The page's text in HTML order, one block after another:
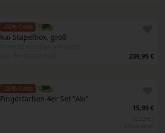
-20% Code
Kai Stapelbox, groß
239,95 €
-20% Code
Fingerfarben 4er Set "Aki"
15,95 €